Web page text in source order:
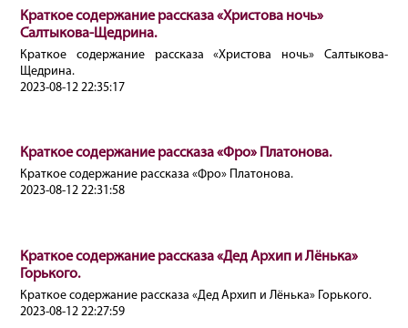
Краткое содержание рассказа «Христова ночь»
Салтыкова‐Щедрина.
Краткое содержание рассказа «Христова ночь» Салтыкова‐
Щедрина.
2023-08-12 22:35:17
Краткое содержание рассказа «Фро» Платонова.
Краткое содержание рассказа «Фро» Платонова.
2023-08-12 22:31:58
Краткое содержание рассказа «Дед Архип и Лёнька»
Горького.
Краткое содержание рассказа «Дед Архип и Лёнька» Горького.
2023-08-12 22:27:59